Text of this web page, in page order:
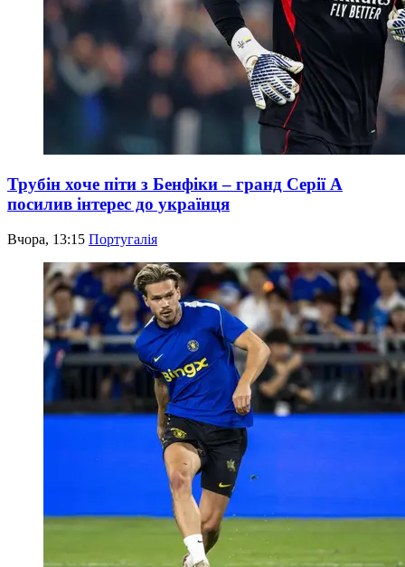
Трубін хоче піти з Бенфіки – гранд Серії А
посилив інтерес до українця
Вчора, 13:15 Португалія